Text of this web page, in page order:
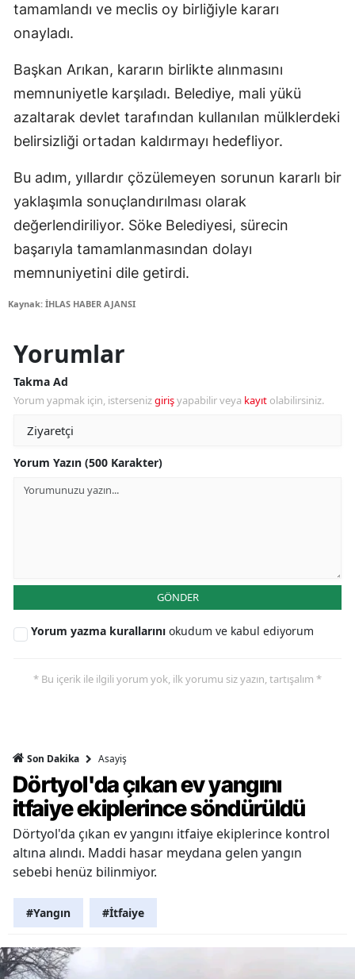
tamamlandı ve meclis oy birliğiyle kararı
onayladı.
Başkan Arıkan, kararın birlikte alınmasını
memnuniyetle karşıladı. Belediye, mali yükü
azaltarak devlet tarafından kullanılan mülklerdeki
belirsizliği ortadan kaldırmayı hedefliyor.
Bu adım, yıllardır çözülemeyen sorunun kararlı bir
yaklaşımla sonuçlandırılması olarak
değerlendiriliyor. Söke Belediyesi, sürecin
başarıyla tamamlanmasından dolayı
memnuniyetini dile getirdi.
Kaynak: İHLAS HABER AJANSI
Yorumlar
Takma Ad
Yorum yapmak için, istersenizgirişyapabilir veya kayıt olabilirsiniz.
Yorum Yazın (500 Karakter)
GÖNDER
Yorum yazma kurallarını okudum ve kabul ediyorum
* Bu içerik ile ilgili yorum yok, ilk yorumu siz yazın, tartışalım *
Son Dakika Asayiş
Dörtyol'da çıkan ev yangını
itfaiye ekiplerince söndürüldü
Dörtyol'da çıkan ev yangını itfaiye ekiplerince kontrol
altına alındı. Maddi hasar meydana gelen yangın
sebebi henüz bilinmiyor.
#Yangın #İtfaiye